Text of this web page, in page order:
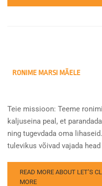
RONIME MARSI MÄELE
Teie missioon: Teeme
kaljuseina peal, et
ning tugevdada oma
tulevikus võivad vajada head
READ MORE ABOUT LET’S
MORE